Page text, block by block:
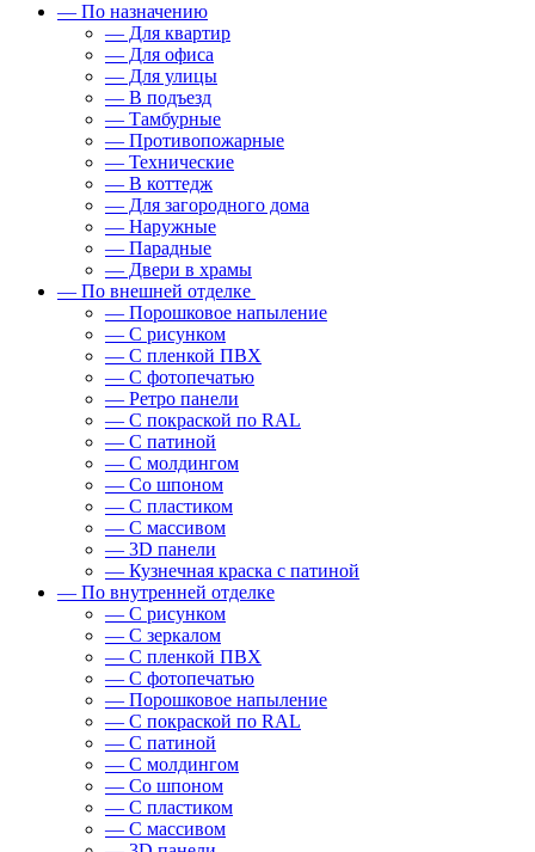
— По назначению
— Для квартир
— Для офиса
— Для улицы
— В подъезд
— Тамбурные
— Противопожарные
— Технические
— В коттедж
— Для загородного дома
— Наружные
— Парадные
— Двери в храмы
— По внешней отделке
— Порошковое напыление
— С рисунком
— С пленкой ПВХ
— С фотопечатью
— Ретро панели
— С покраской по RAL
— С патиной
— С молдингом
— Со шпоном
— С пластиком
— С массивом
— 3D панели
— Кузнечная краска с патиной
— По внутренней отделке
— С рисунком
— С зеркалом
— С пленкой ПВХ
— С фотопечатью
— Порошковое напыление
— С покраской по RAL
— С патиной
— С молдингом
— Со шпоном
— С пластиком
— С массивом